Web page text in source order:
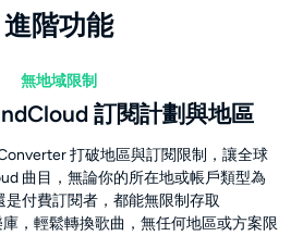
進階功能
無地域限制
訂閱計劃與地區
打破地區與訂閱限制，讓全球
曲目，無論你的所在地或帳戶類型為
付費訂閱者，都能無限制存取
，輕鬆轉換歌曲，無任何地區或方案限